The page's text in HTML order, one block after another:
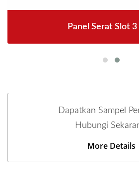
Panel Serat Slot 3
Dapatkan Sampel
Hubungi
More Details